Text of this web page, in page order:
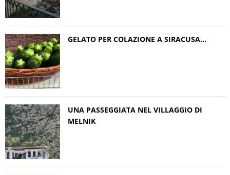
GELATO PER COLAZIONE A SIRACUSA…
UNA PASSEGGIATA NEL VILLAGGIO DI
MELNIK